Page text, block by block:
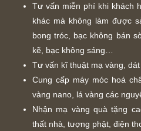
Tư vấn miễn phí khi khách
khác mà không làm được
bong tróc, bạc không bán
kẽ, bạc không sáng…
Tư vấn kĩ thuật mạ vàng,
Cung cấp máy móc hoá
vàng nano, lá vàng các
Nhận mạ vàng quà tặng
thất nhà, tượng phật, điện